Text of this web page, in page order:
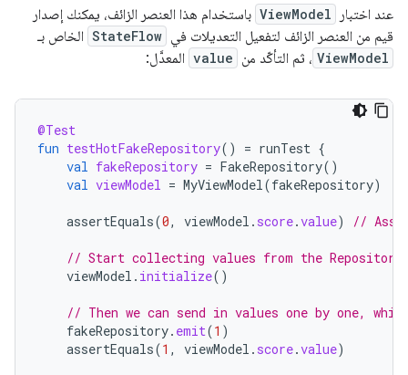
عند اختبار ViewModel باستخدام هذا العنصر الزائف، يمكنك إصدار
قيم من العنصر الزائف لتفعيل التعديلات في StateFlow الخاص بـ
ViewModel ، ثم التأكّد من value المعدَّل:
@Test
fun testHotFakeRepository() = runTest {
val fakeRepository = FakeRepository()
val viewModel = MyViewModel(fakeRepository)
assertEquals(0, viewModel . score.value) //
// Start collecting values from the Repository
viewModel . initialize()
// Then we can send in values one by one,
fakeRepository. emit(1 )
assertEquals(1 , viewModel . score.value)